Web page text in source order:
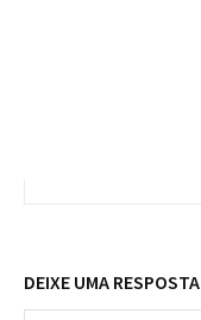
DEIXE UMA RESPOSTA